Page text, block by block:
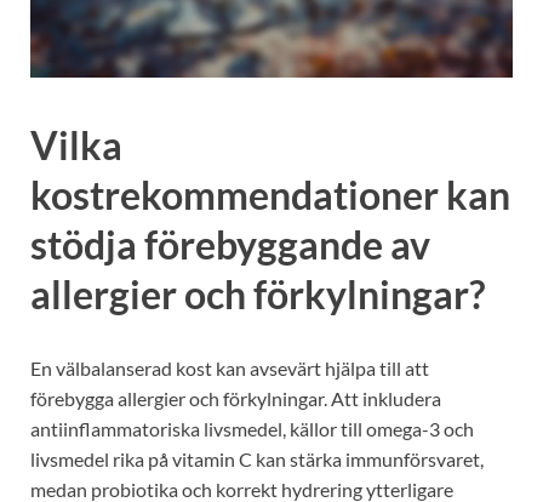
Vilka
kostrekommendationer kan
stödja förebyggande av
allergier och förkylningar?
En välbalanserad kost kan avsevärt hjälpa till att
förebygga allergier och förkylningar. Att inkludera
antiinflammatoriska livsmedel, källor till omega-3 och
livsmedel rika på vitamin C kan stärka immunförsvaret,
medan probiotika och korrekt hydrering ytterligare